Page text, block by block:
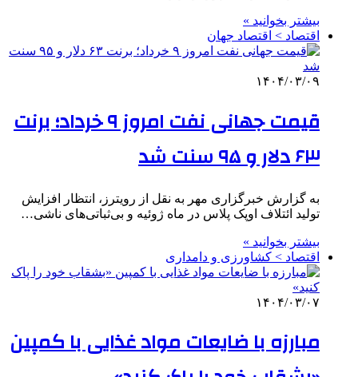
بیشتر بخوانید »
اقتصاد > اقتصاد جهان
۱۴۰۴/۰۳/۰۹
قیمت جهانی نفت امروز ۹ خرداد؛ برنت
۶۳ دلار و ۹۵ سنت شد
به گزارش خبرگزاری مهر به نقل از رویترز، انتظار افزایش
تولید ائتلاف اوپک پلاس در ماه ژوئیه و بی‌ثباتی‌های ناشی…
بیشتر بخوانید »
اقتصاد > کشاورزی و دامداری
۱۴۰۴/۰۳/۰۷
مبارزه با ضایعات مواد غذایی با کمپین